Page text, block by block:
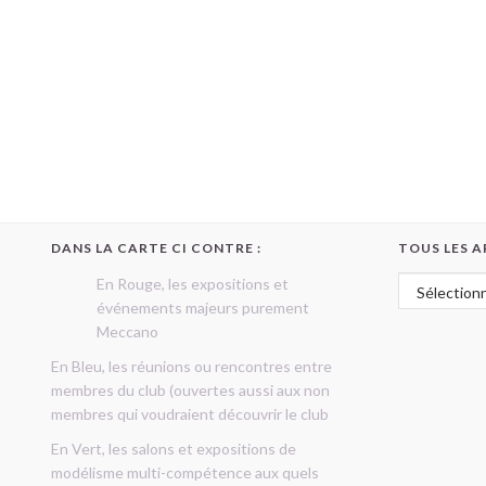
DANS LA CARTE CI CONTRE :
En Rouge, les expositions et
événements majeurs purement
Meccano
En Bleu, les réunions ou rencontres entre
membres du club (ouvertes aussi aux non
membres qui voudraient découvrir le club
En Vert, les salons et expositions de
modélisme multi-compétence aux quels
TOUS LES
Tous les